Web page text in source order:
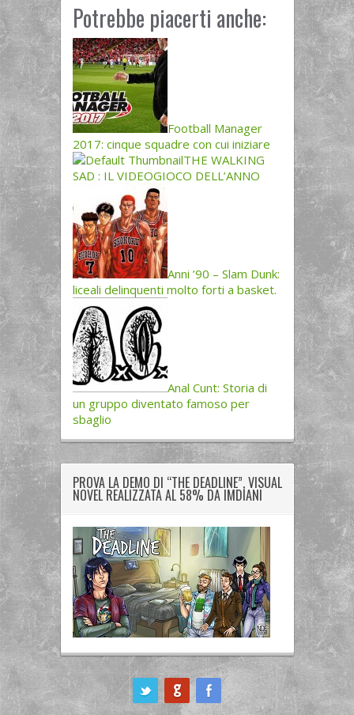
Potrebbe piacerti anche:
Football Manager
2017: cinque squadre con cui iniziare
THE WALKING
SAD : IL VIDEOGIOCO DELL’ANNO
Anni ’90 – Slam Dunk:
liceali delinquenti molto forti a basket.
Anal Cunt: Storia di
un gruppo diventato famoso per
sbaglio
PROVA LA DEMO DI “THE DEADLINE”, VISUAL
NOVEL REALIZZATA AL 58% DA IMDIANI